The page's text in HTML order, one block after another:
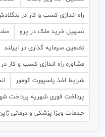
راه اندازی کسب و کار در
تسهیل خرید ملک در پرو
تضمین سرمایه گذاری در ایرلند
مشاوره راه اندازی کسب و کار
شرایط اخذ پاسپورت کومور
پرداخت فوری شهریه پرداخت
خدمات ویزا پزشکی و درمانی